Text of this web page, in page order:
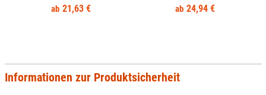
21,63 € 24,94 €
Informationen zur Produktsicherheit